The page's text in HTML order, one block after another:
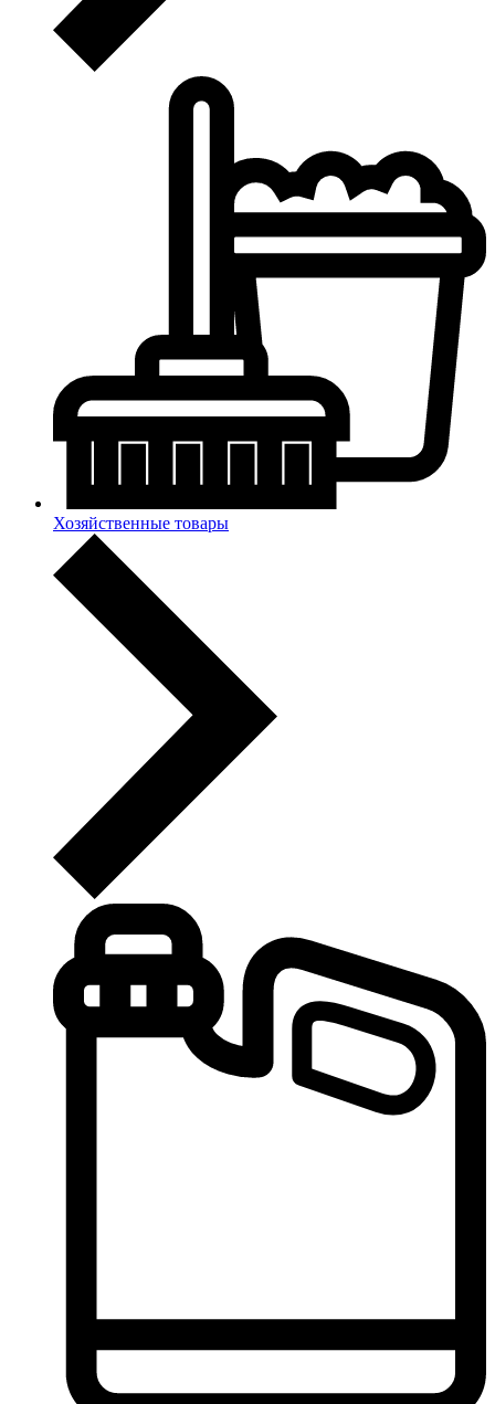
Хозяйственные товары